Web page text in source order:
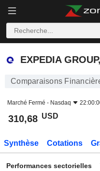
EXPEDIA GROUP, INC.
EXPEDIA
Comparaisons
Marché Fermé - Nasdaq
310,68 USD
Synthèse Cotations
Performances sectorielles